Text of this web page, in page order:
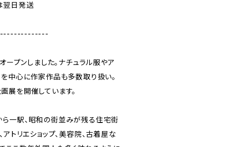
翌日発送
プンしました。ナチュラル服やア
中心に作家作品も多数取り扱い。
展を開催しています。
一駅、昭和の街並みが残る住宅街
アトリエショップ、美容院、古着屋な